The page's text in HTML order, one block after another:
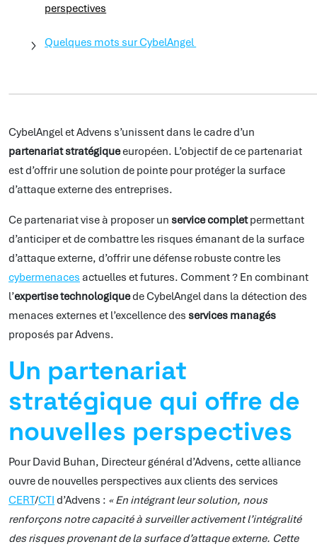
perspectives
Quelques mots sur CybelAngel
CybelAngel et Advens s’unissent dans le cadre d’un
partenariat stratégiqueeuropéen. L’objectif de ce partenariat
est d’offrir une solution de pointe pour protéger la surface
d’attaque externe des entreprises.
Ce partenariat vise à proposer un service completpermettant
d’anticiper et de combattre les risques émanant de la surface
d’attaque externe, d’offrir une défense robuste contre les
cybermenaces actuelles et futures. Comment ? En combinant
l’expertise technologiquede CybelAngel dans la détection des
menaces externes et l’excellence des services managés
proposés par Advens.
Un partenariat
stratégique qui offre de
nouvelles perspectives
Pour David Buhan, Directeur général d’Advens, cette alliance
ouvre de nouvelles perspectives aux clients des services
CERT/CTI d’Advens : « En intégrant leur solution, nous
renforçons notre capacité à surveiller activement l’intégralité
des risques provenant de la surface d’attaque externe. Cette